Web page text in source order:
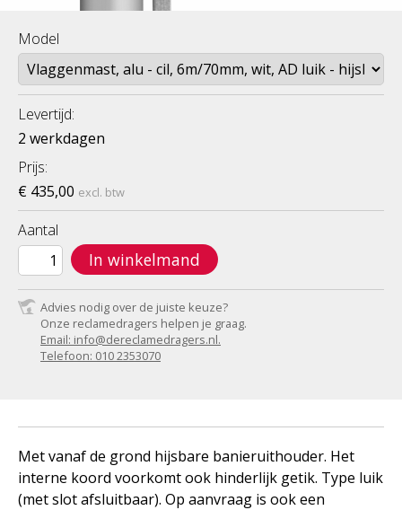
Model
Levertijd:
2 werkdagen
Prijs:
€ 435,00 excl. btw
Aantal
In winkelmand
Advies nodig over de juiste keuze?
Onze reclamedragers helpen je graag.
Email: info@dereclamedragers.nl.
Telefoon: 010 2353070
Met vanaf de grond hijsbare banieruithouder. Het
interne koord voorkomt ook hinderlijk getik. Type luik
(met slot afsluitbaar). Op aanvraag is ook een